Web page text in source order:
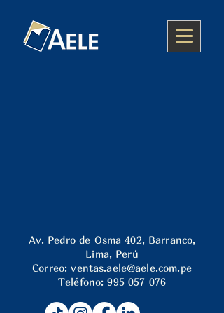
Av. Pedro de Osma 402, Barranco,
Lima, Perú
Correo:ventas.aele@aele.com.pe
Teléfono:995 057 076